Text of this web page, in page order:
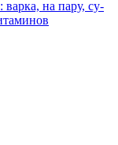
на пару, су-